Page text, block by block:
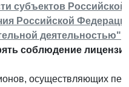
субъектов
Российской
деятельностью"
соблюдение
осуществляющих